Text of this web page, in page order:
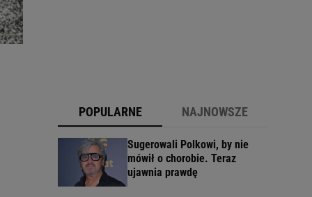
POPULARNE NAJNOWSZE
Sugerowali Polkowi, by nie
mówił o chorobie. Teraz
ujawnia prawdę